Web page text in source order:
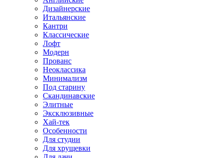
Дизайнерские
Итальянские
Кантри
Классические
Лофт
Модерн
Прованс
Неоклассика
Минимализм
Под старину
Скандинавские
Элитные
Эксклюзивные
Хай-тек
Особенности
Для студии
Для хрущевки